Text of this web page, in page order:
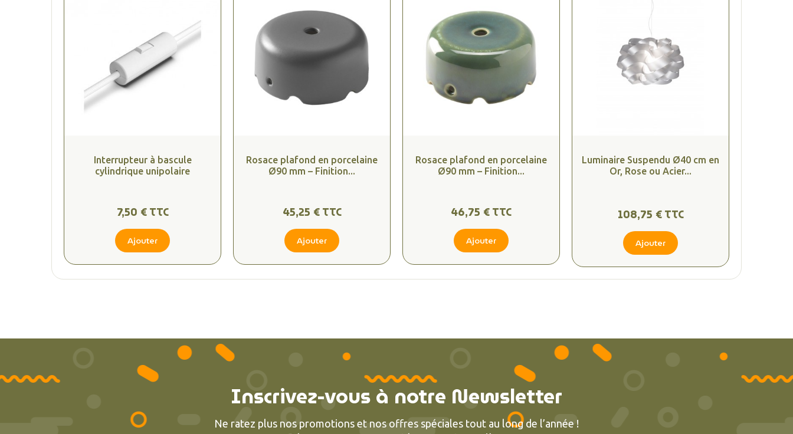
Interrupteur à bascule
cylindrique unipolaire
7,50 € TTC
Ajouter
Rosace plafond en porcelaine
Ø90 mm – Finition...
45,25 € TTC
Ajouter
Rosace plafond en porcelaine
Ø90 mm – Finition...
46,75 € TTC
Ajouter
Luminaire Suspendu Ø40 cm en
Or, Rose ou Acier...
108,75 € TTC
Ajouter
Inscrivez-vous à notre Newsletter
Ne ratez plus nos promotions et nos offres spéciales tout au long de l’année !